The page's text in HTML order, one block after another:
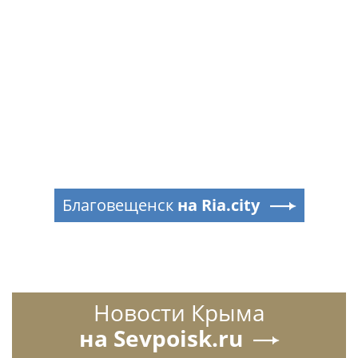
Благовещенск на Ria.city
Новости Крыма
на Sevpoisk.ru